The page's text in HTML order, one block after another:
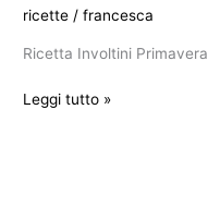
ricette /francesca
Ricetta Involtini Primavera
Leggi tutto »